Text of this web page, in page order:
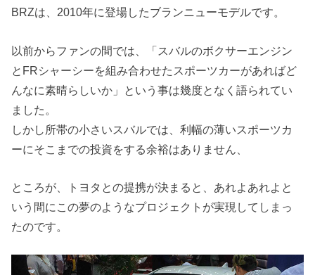
BRZは、2010年に登場したブランニューモデルです。
以前からファンの間では、「スバルのボクサーエンジン
とFRシャーシーを組み合わせたスポーツカーがあればど
んなに素晴らしいか」という事は幾度となく語られてい
ました。
しかし所帯の小さいスバルでは、利幅の薄いスポーツカ
ーにそこまでの投資をする余裕はありません、
ところが、トヨタとの提携が決まると、あれよあれよと
いう間にこの夢のようなプロジェクトが実現してしまっ
たのです。